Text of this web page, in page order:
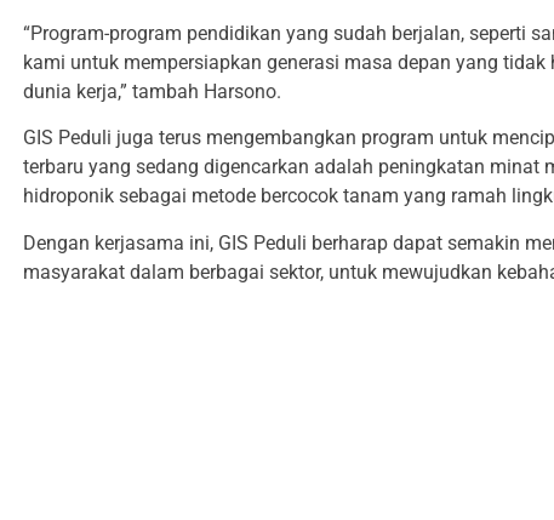
“Program-program pendidikan yang sudah berjalan, seperti
kami untuk mempersiapkan generasi masa depan yang
dunia kerja,” tambah Harsono.
GIS Peduli juga terus mengembangkan program untuk
terbaru yang sedang digencarkan adalah peningkatan minat
hidroponik sebagai metode bercocok tanam yang ramah
Dengan kerjasama ini, GIS Peduli berharap dapat semakin
masyarakat dalam berbagai sektor, untuk mewujudkan